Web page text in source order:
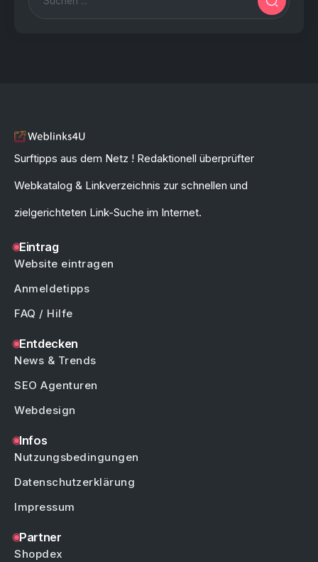
Surftipps aus dem Netz ! Redaktionell überprüfter
Webkatalog & Linkverzeichnis zur schnellen und
zielgerichteten Link-Suche im Internet.
Eintrag
Website eintragen
Anmeldetipps
FAQ / Hilfe
Entdecken
News & Trends
SEO Agenturen
Webdesign
Infos
Nutzungsbedingungen
Datenschutzerklärung
Impressum
Partner
Shopdex